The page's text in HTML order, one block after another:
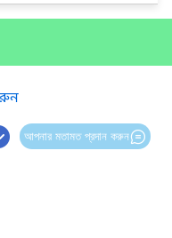
আপনার মতামত প্রদান করুন